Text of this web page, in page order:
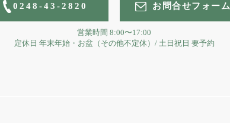
0248-43-2820 お問合せフォーム
営業時間 8:00〜17:00
定休日 年末年始・お盆（その他不定休） / 土日祝日 要予約